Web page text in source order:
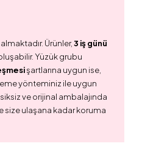
Ürünler,3 iş günü
Yüzük grubu
şartlarına uygun ise,
yönteminiz ile uygun
ve orijinal ambalajında
size ulaşana kadar koruma